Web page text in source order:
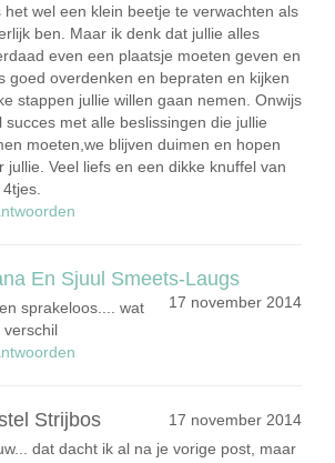
het wel een klein beetje te verwachten als
ben. Maar ik denk dat jullie alles
even een plaatsje moeten geven en
goed overdenken en bepraten en kijken
stappen jullie willen gaan nemen. Onwijs
succes met alle beslissingen die jullie
moeten,we blijven duimen en hopen
jullie. Veel liefs en een dikke knuffel van
En Sjuul Smeets-Laugs
17 november 2014
sprakeloos.... wat
verschil
Strijbos
17 november 2014
dat dacht ik al na je vorige post, maar